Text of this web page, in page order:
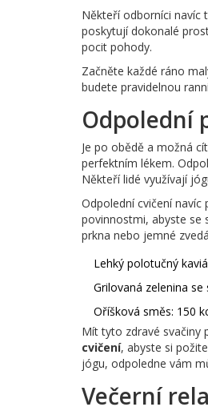
Někteří odborníci navíc
poskytují dokonalé
pocit pohody.
Začněte každé ráno
budete pravidelnou
Odpolední
Je po obědě a možná
perfektním lékem.
Někteří lidé využívají
Odpolední cvičení
povinnostmi, abyste se
prkna nebo jemné
Lehký polotučný
Grilovaná zelenina se
Oříšková směs: 150
Mít tyto zdravé svačiny
cvičení, abyste si
jógu, odpoledne vám
Večerní